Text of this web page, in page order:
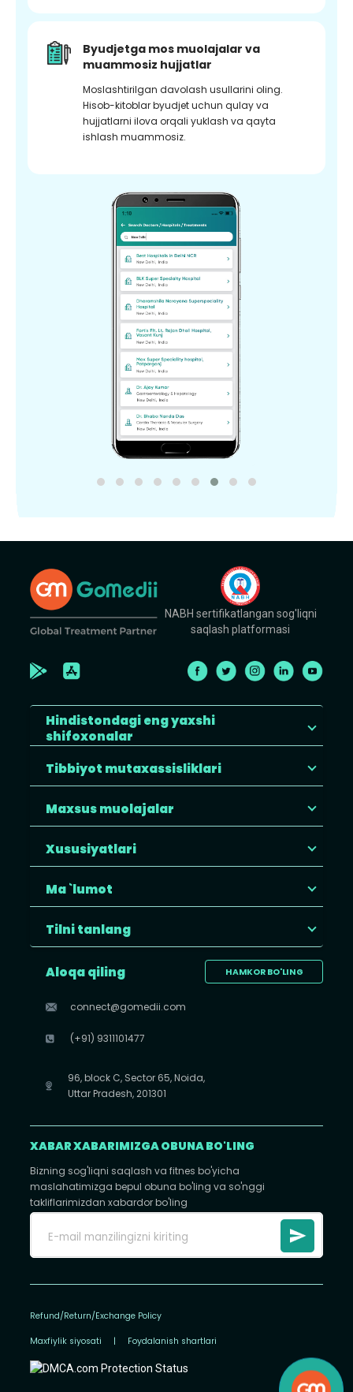
Byudjetga mos muolajalar va
muammosiz hujjatlar
Moslashtirilgan davolash usullarini oling.
Hisob-kitoblar byudjet uchun qulay va
hujjatlarni ilova orqali yuklash va qayta
ishlash muammosiz.
NABH sertifikatlangan sog'liqni
saqlash platformasi
Hindistondagi eng yaxshi
shifoxonalar
Tibbiyot mutaxassisliklari
Maxsus muolajalar
Xususiyatlari
Ma `lumot
Tilni tanlang
HAMKOR BO'LING
Aloqa qiling
connect@gomedii.com
(+91) 9311101477
96, block C, Sector 65, Noida,
Uttar Pradesh, 201301
XABAR XABARIMIZGA OBUNA BO'LING
Bizning sog'liqni saqlash va fitnes bo'yicha
maslahatimizga bepul obuna bo'ling va so'nggi
takliflarimizdan xabardor bo'ling
Refund/Return/Exchange Policy
Maxfiylik siyosati | Foydalanish shartlari